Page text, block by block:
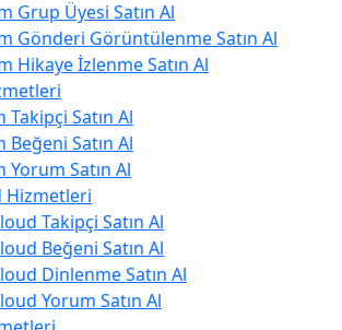
Grup Üyesi Satın Al
Gönderi Görüntülenme Satın Al
Hikaye İzlenme Satın Al
Takipçi Satın Al
Beğeni Satın Al
Yorum Satın Al
Hizmetleri
Takipçi Satın Al
Beğeni Satın Al
Dinlenme Satın Al
Yorum Satın Al